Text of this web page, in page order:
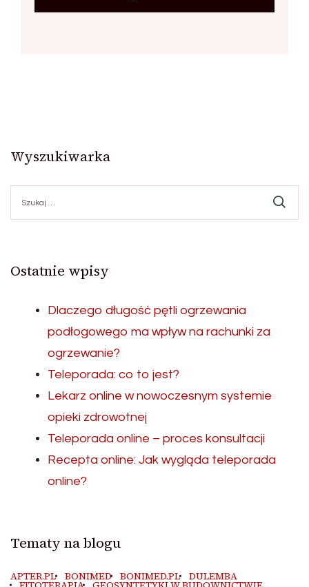
Wyszukiwarka
Ostatnie wpisy
Dlaczego długość pętli ogrzewania
podłogowego ma wpływ na rachunki za
ogrzewanie?
Teleporada: co to jest?
Lekarz online w nowoczesnym systemie
opieki zdrowotnej
Teleporada online – proces konsultacji
Recepta online: Jak wygląda teleporada
online?
Tematy na blogu
APTER.PL BONIMED BONIMED.PL DULEMBA